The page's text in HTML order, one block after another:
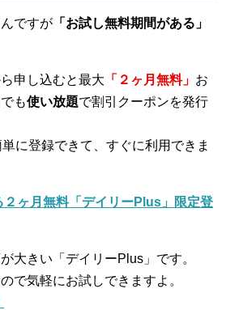
ですが 「お試し無料期間がある」
申し込むと最大 「２ヶ月無料」 お
も使い放題で割引クーポンを発行
に登録できて、すぐに利用できま
ヶ月無料「デイリーPlus」限定登
大きい「デイリーPlus」です。
で気軽にお試しできますよ。